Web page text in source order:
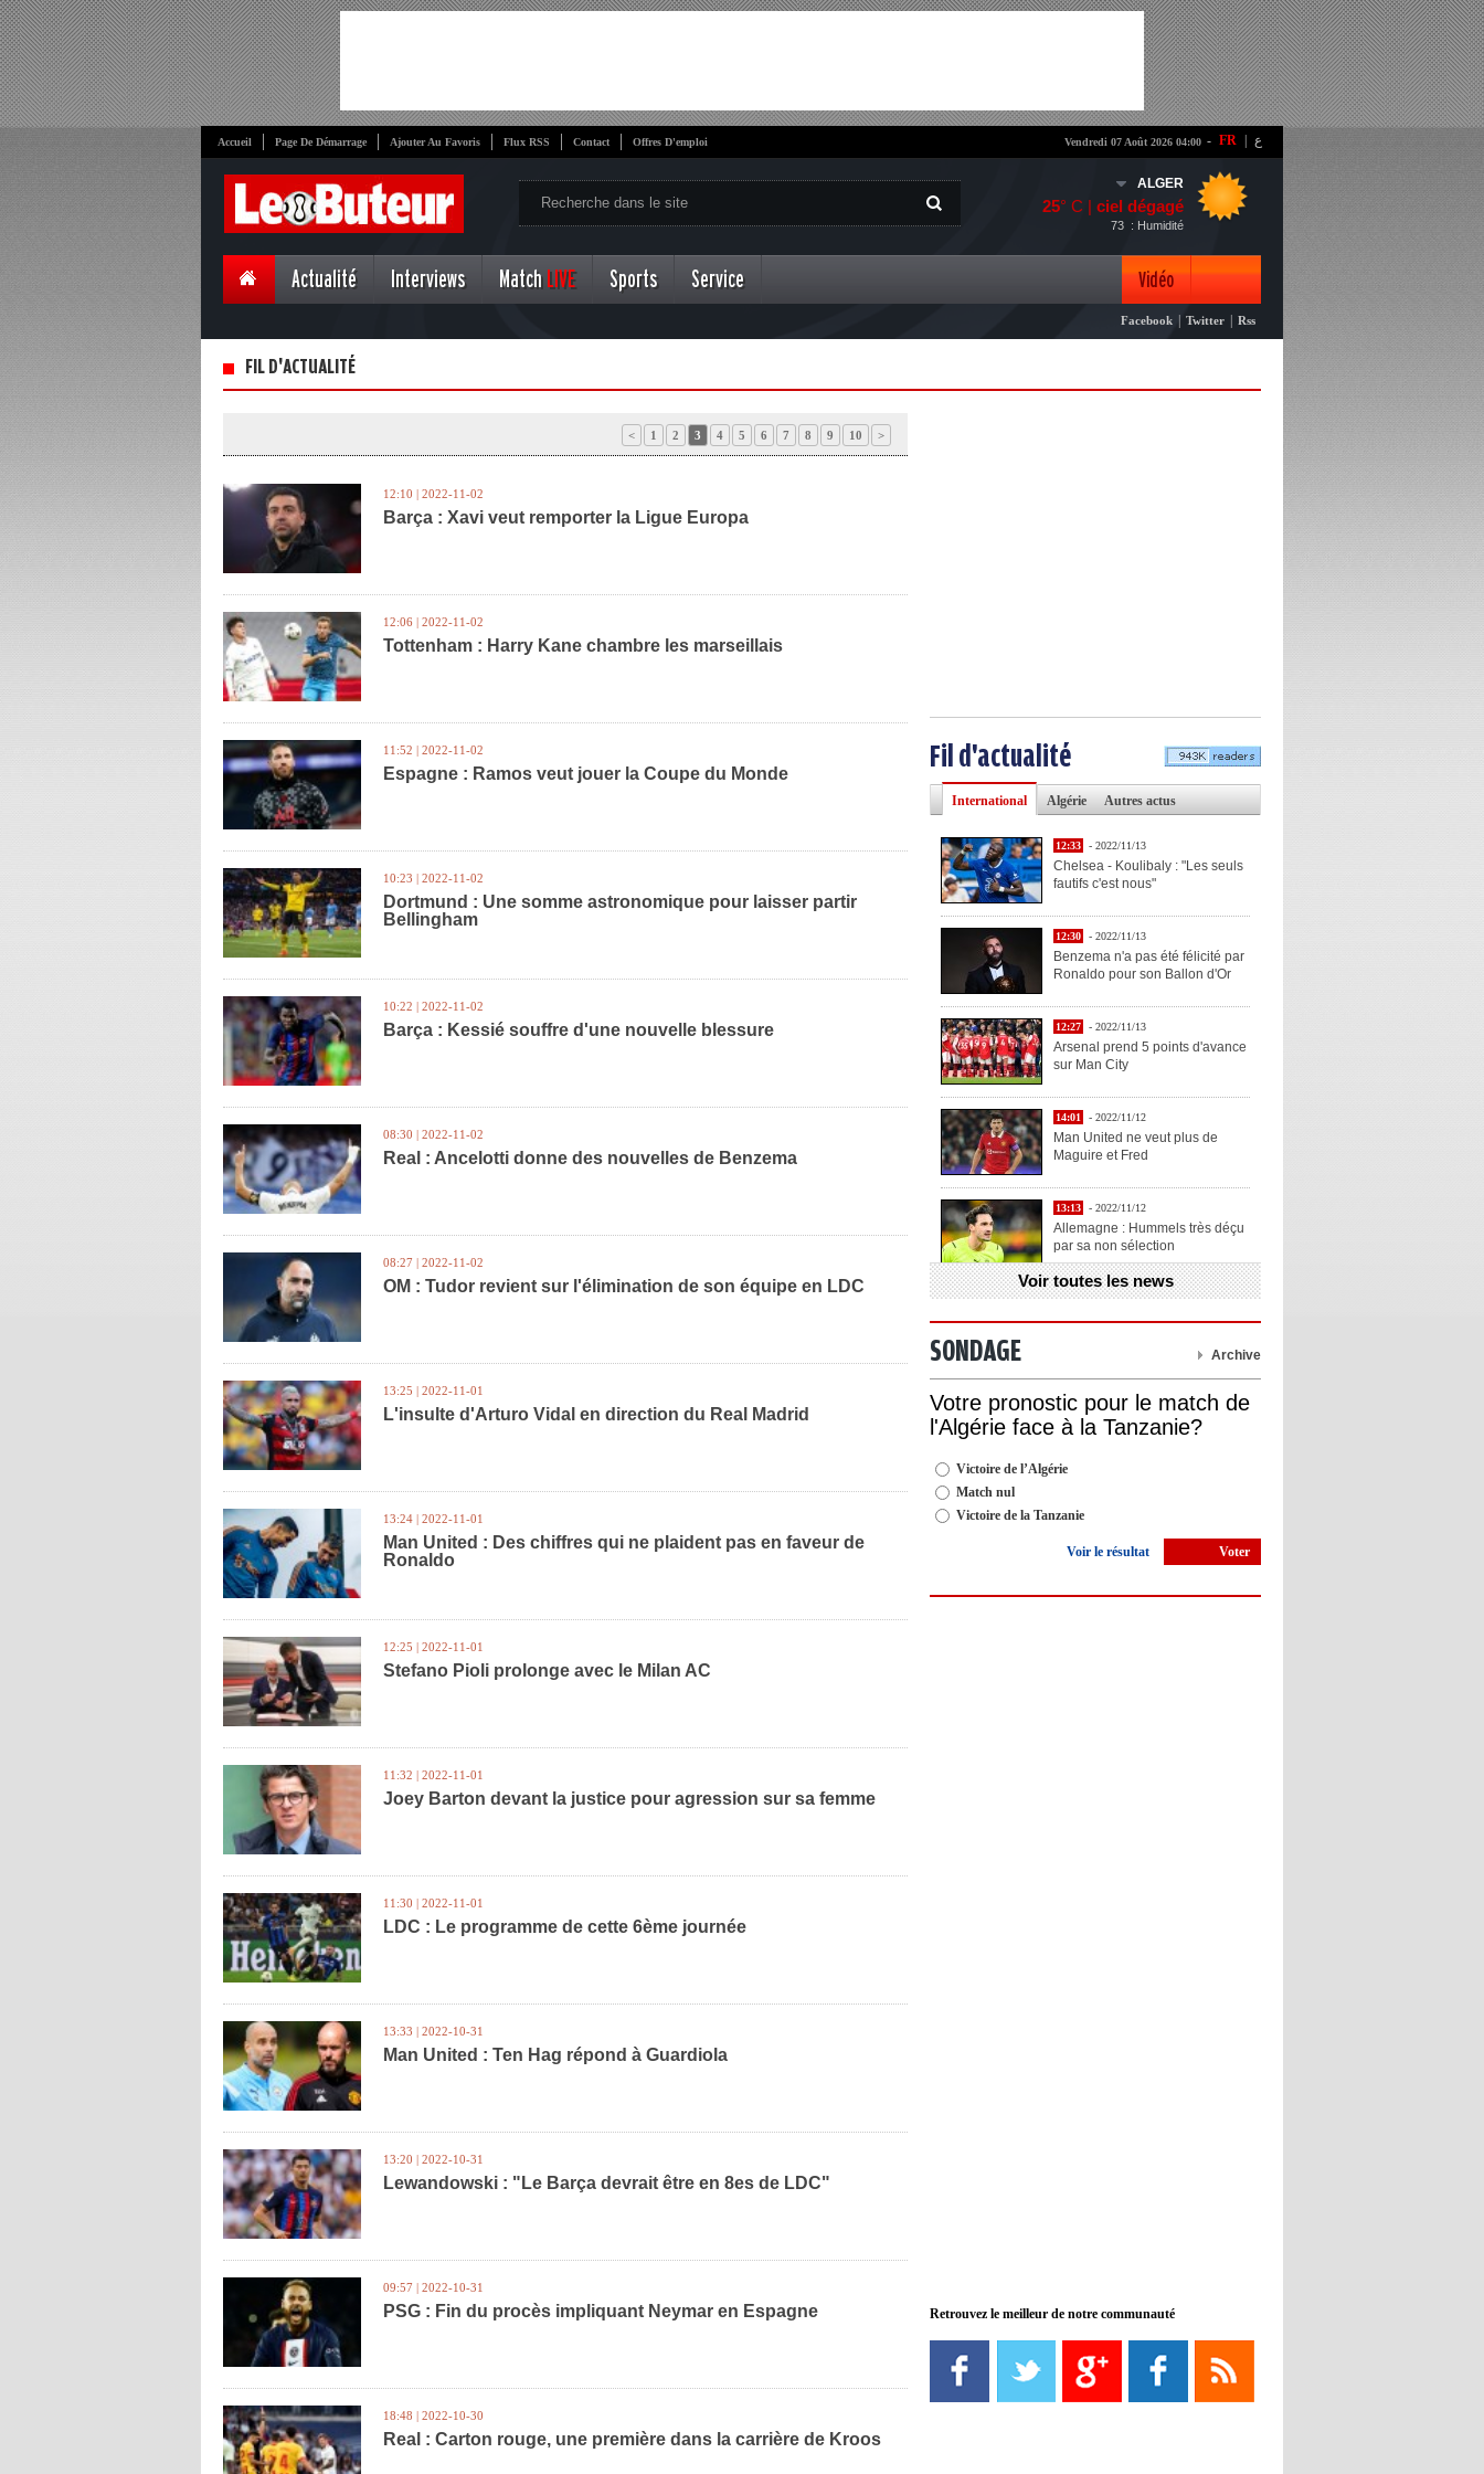
- FR ع Accueil Page De Démarrage Ajouter Au Favoris Flux RSS Contact Offres D'emploi Vendredi 07 Août 2026 04:00
ALGER
25° C | ciel dégagé
: Humidité
73
Actualité Interviews Match LIVE Sports Service Vidéo
Photo
Facebook Twitter Rss
FIL D'ACTUALITÉ
< 1 2 3 4 5 6 7 8 9 10 >
12:10 | 2022-11-02
Barça : Xavi veut remporter la Ligue Europa
12:06 | 2022-11-02
Tottenham : Harry Kane chambre les marseillais
11:52 | 2022-11-02
Espagne : Ramos veut jouer la Coupe du Monde
10:23 | 2022-11-02
Dortmund : Une somme astronomique pour laisser partir
Bellingham
10:22 | 2022-11-02
Barça : Kessié souffre d'une nouvelle blessure
08:30 | 2022-11-02
Real : Ancelotti donne des nouvelles de Benzema
08:27 | 2022-11-02
OM : Tudor revient sur l'élimination de son équipe en LDC
13:25 | 2022-11-01
L'insulte d'Arturo Vidal en direction du Real Madrid
13:24 | 2022-11-01
Man United : Des chiffres qui ne plaident pas en faveur de
Ronaldo
12:25 | 2022-11-01
Stefano Pioli prolonge avec le Milan AC
11:32 | 2022-11-01
Joey Barton devant la justice pour agression sur sa femme
11:30 | 2022-11-01
LDC : Le programme de cette 6ème journée
13:33 | 2022-10-31
Man United : Ten Hag répond à Guardiola
13:20 | 2022-10-31
Lewandowski : "Le Barça devrait être en 8es de LDC"
09:57 | 2022-10-31
PSG : Fin du procès impliquant Neymar en Espagne
18:48 | 2022-10-30
Real : Carton rouge, une première dans la carrière de Kroos
Fil d'actualité
International Algérie Autres actus
12:33 - 2022/11/13
Chelsea - Koulibaly : "Les seuls
fautifs c'est nous"
12:30 - 2022/11/13
Benzema n'a pas été félicité par
Ronaldo pour son Ballon d'Or
12:27 - 2022/11/13
Arsenal prend 5 points d'avance
sur Man City
14:01 - 2022/11/12
Man United ne veut plus de
Maguire et Fred
13:13 - 2022/11/12
Allemagne : Hummels très déçu
par sa non sélection
13:11 - 2022/11/12
Henry explique la chose qu'il
OL : Blanc veut se prendre la
tête avec Cherki
décision de départ à la retraite
08:21 - 2022/11/08
Liverpool mis en vente par son
propriétaire
Voir toutes les news
SONDAGE Archive
Votre pronostic pour le match de
l'Algérie face à la Tanzanie?
Victoire de l’Algérie
Match nul
Victoire de la Tanzanie
Voir le résultat Voter
Retrouvez le meilleur de notre communauté